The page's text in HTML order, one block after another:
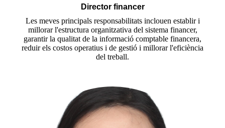
Director financer
Les meves principals responsabilitats inclouen establir i
millorar l'estructura organitzativa del sistema financer,
garantir la qualitat de la informació comptable financera,
reduir els costos operatius i de gestió i millorar l'eficiència
del treball.